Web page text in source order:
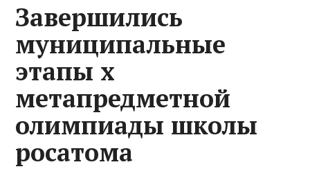
Завершились
муниципальные
этапы x
метапредметной
олимпиады школы
росатома